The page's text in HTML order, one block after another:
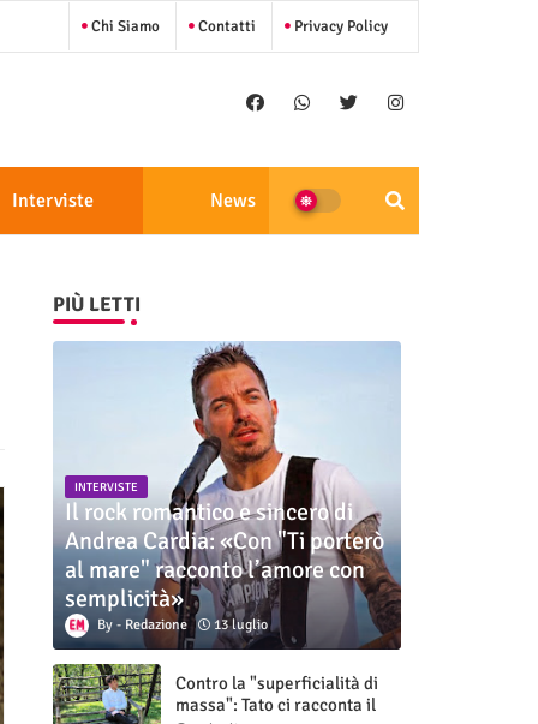
Chi Siamo Contatti Privacy Policy
Interviste News
PIÙ LETTI
INTERVISTE
Il rock romantico e sincero di
Andrea Cardia: «Con "Ti porterò
al mare" racconto l’amore con
semplicità»
Redazione 13 luglio
Contro la "superficialità di
massa": Tato ci racconta il